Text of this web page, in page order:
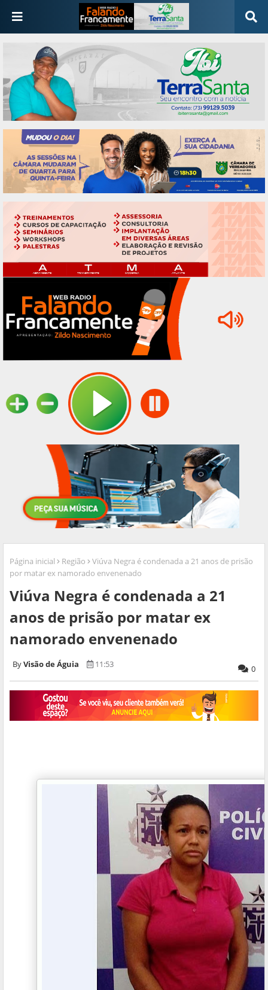
Página inicial Região
Viúva Negra é condenada a 21 anos de prisão
por matar ex namorado envenenado
Viúva Negra é condenada a 21
anos de prisão por matar ex
namorado envenenado
Visão de Águia 11:53 0